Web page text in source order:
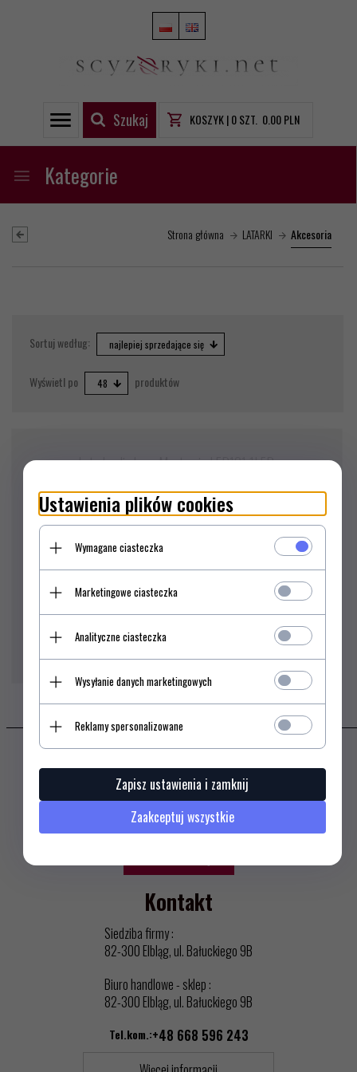
Szukaj KOSZYK |0SZT. 0.00PLN
Kategorie
Strona główna LATARKI Akcesoria
Sortuj według: sortnajlepiej sprzedające się
Wyświetl po pop48 produktów
Latarka diodowa Mactronic LED101 1LED
Newsletter
Kontakt
Siedziba firmy :
82-300 Elbląg, ul. Bałuckiego 9B
Biuro handlowe - sklep :
82-300 Elbląg, ul. Bałuckiego 9B
Tel.kom.:+48 668 596 243
Ustawienia plików cookies
Wymagane ciasteczka
Marketingowe ciasteczka
Analityczne ciasteczka
Wysyłanie danych marketingowych
Reklamy spersonalizowane
Zapisz ustawienia i zamknij
Zaakceptuj wszystkie